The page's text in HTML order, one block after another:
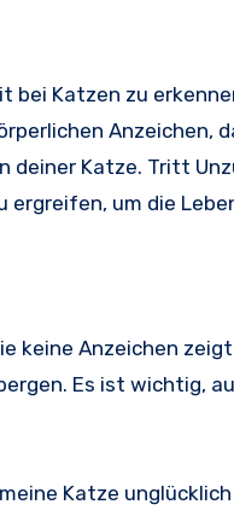
bei Katzen zu
Anzeichen,
Katze. Tritt
um die
keine Anzeichen
Es ist wichtig,
Katze